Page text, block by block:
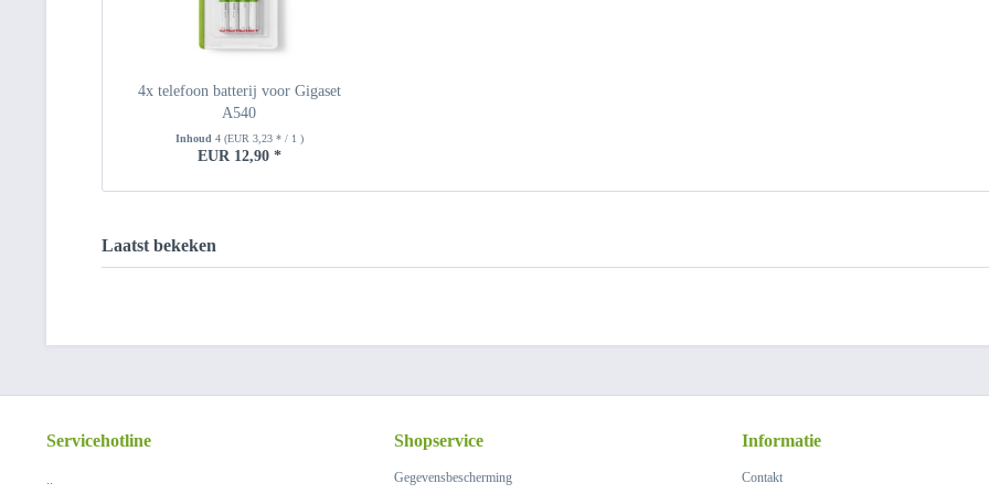
4x telefoon batterij voor Gigaset
A540
Inhoud 4 (EUR 3,23 * / 1 )
EUR 12,90 *
Laatst bekeken
Servicehotline
..
Shopservice
Gegevensbescherming
Informatie
Contakt